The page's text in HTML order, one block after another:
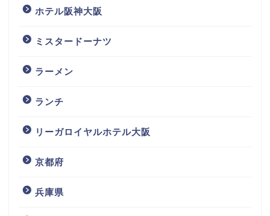
ホテル阪神大阪
ミスタードーナツ
ラーメン
ランチ
リーガロイヤルホテル大阪
京都府
兵庫県